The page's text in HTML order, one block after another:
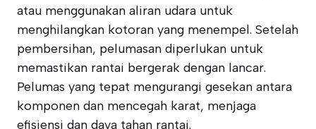
atau menggunakan aliran udara untuk
menghilangkan kotoran yang menempel. Setelah
pembersihan, pelumasan diperlukan untuk
memastikan rantai bergerak dengan lancar.
Pelumas yang tepat mengurangi gesekan antara
komponen dan mencegah karat, menjaga
efisiensi dan daya tahan rantai.